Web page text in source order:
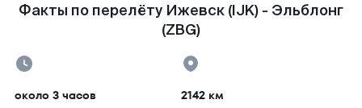
Факты по перелёту Ижевск (IJK) - Эльблонг
(ZBG)
около 3 часов 2142 км